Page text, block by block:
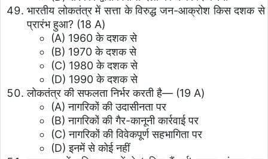
भारतीय लोकतंत्र में सत्ता के विरुद्ध जन-आक्रोश किस दशक से
प्रारंभ हुआ? (18 A)
(A) 1960 के दशक से
(B) 1970 के दशक से
(C) 1980 के दशक से
(D) 1990 के दशक से
लोकतंत्र की सफलता निर्भर करती है— (19 A)
(A) नागरिकों की उदासीनता पर
(B) नागरिकों की गैर-कानूनी कार्रवाई पर
(C) नागरिकों की विवेकपूर्ण सहभागिता पर
(D) इनमें से कोई नहीं